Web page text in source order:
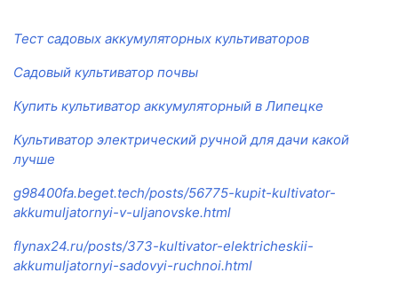
Тест садовых аккумуляторных культиваторов
Садовый культиватор почвы
Купить культиватор аккумуляторный в Липецке
Культиватор электрический ручной для дачи какой
лучше
g98400fa.beget.tech/posts/56775-kupit-kultivator-
akkumuljatornyi-v-uljanovske.html
flynax24.ru/posts/373-kultivator-elektricheskii-
akkumuljatornyi-sadovyi-ruchnoi.html